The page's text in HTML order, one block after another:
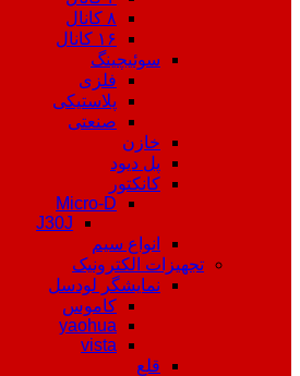
۸ کانال
۱۶ کانال
سوئیچینگ
فلزی
پلاستیکی
صنعتی
خازن
پل دیود
کانکتور
Micro-D
J30J
انواع سیم
تجهیزات الکترونیک
نمایشگر لودسل
کاموس
yaohua
vista
قلع